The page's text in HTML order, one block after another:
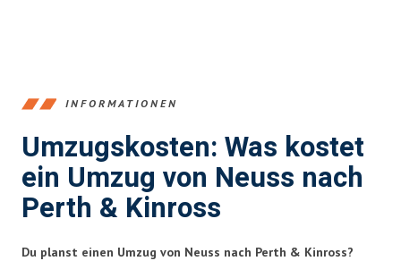
INFORMATIONEN
Umzugskosten: Was kostet
ein Umzug von Neuss nach
Perth & Kinross
Du planst einen Umzug von Neuss nach Perth & Kinross?